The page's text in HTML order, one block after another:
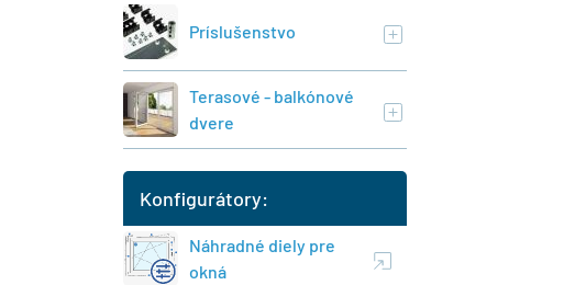
Príslušenstvo
Terasové - balkónové
dvere
Konfigurátory:
Náhradné diely pre
okná